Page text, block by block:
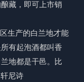
藏，即可上市销
生产的白兰地才能
有起泡酒都叫香
地都是干邑。比
尼诗